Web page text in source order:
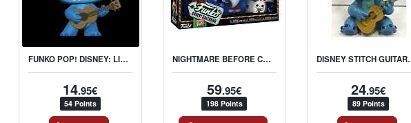
FUNKO POP! DISNEY: LILO & STITCH - STITCH WITH UKELELE
14.95€
54 Points
NIGHTMARE BEFORE CHRISTMAS CALENDRIER DE L'AVENT
59.95€
198 Points
DISNEY
24.95€
89 Points